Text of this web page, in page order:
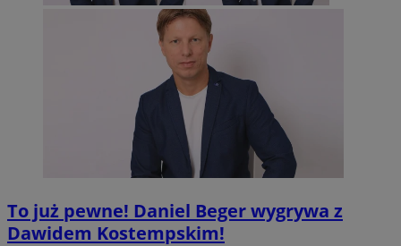
To już pewne! Daniel Beger wygrywa z
Dawidem Kostempskim!